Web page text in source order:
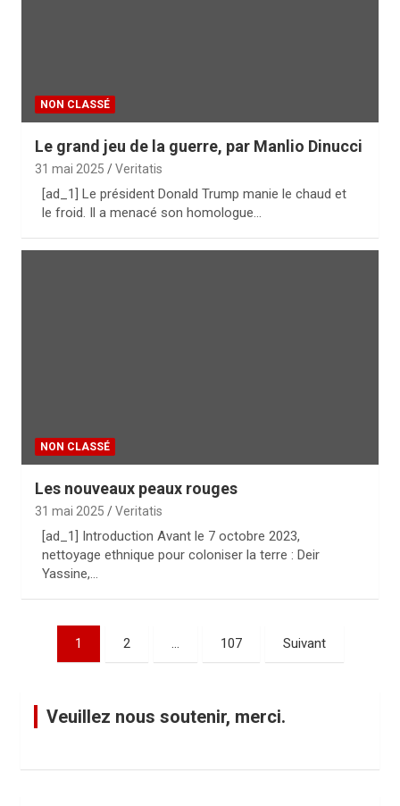
NON CLASSÉ
Le grand jeu de la guerre, par Manlio Dinucci
31 mai 2025 Veritatis
[ad_1] Le président Donald Trump manie le chaud et
le froid. Il a menacé son homologue…
NON CLASSÉ
Les nouveaux peaux rouges
31 mai 2025 Veritatis
[ad_1] Introduction Avant le 7 octobre 2023,
nettoyage ethnique pour coloniser la terre : Deir
Yassine,…
1 2 … 107 Suivant
Veuillez nous soutenir, merci.